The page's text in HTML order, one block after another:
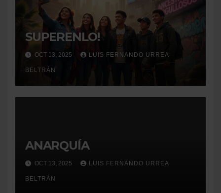
SUPERENLO!
OCT 13, 2025 LUIS FERNANDO URREA
BELTRÁN
ANARQUÍA
OCT 13, 2025 LUIS FERNANDO URREA
BELTRÁN